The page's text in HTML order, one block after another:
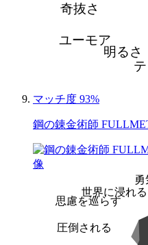
明るさ
ユーモア
奇抜さ
マッチ度 93%
鋼の錬金術師
圧倒される
思慮を巡らす
世界に浸れる